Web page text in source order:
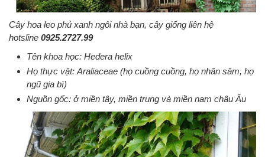
Cây hoa leo phủ xanh ngôi nhà bạn, cây giống liên hệ
hotsline 0925.2727.99
Tên khoa học: Hedera helix
Họ thực vật: Araliaceae (họ cuồng cuồng, họ nhân sâm, họ
ngũ gia bì)
Nguồn gốc: ở miền tây, miền trung và miền nam châu Âu